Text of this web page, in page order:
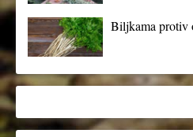
Biljkama protiv